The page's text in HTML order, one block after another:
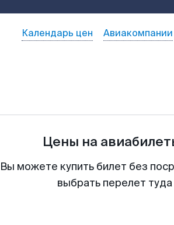
Календарь цен Авиакомпании
Цены на
можете купить билет без
выбрать перелет